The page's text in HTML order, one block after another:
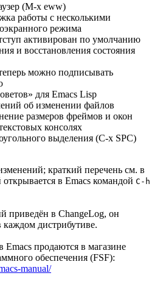
(M-x eww)
работы с несколькими
режима
активирован по умолчанию
и восстановления состояния
можно подписывать
для Emacs Lisp
об изменении файлов
размеров фреймов и окон
консолях
выделения (C-x SPC)
краткий перечень см. в
в Emacs командой C-h
приведён в ChangeLog, он
дистрибутиве.
продаются в магазине
обеспечения (FSF):
manual/